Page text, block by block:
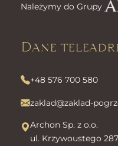
Należymy do Grupy
Dane
+48 576 700 580
zaklad@zaklad-
Archon Sp. z o.o.
ul. Krzywoustego 287